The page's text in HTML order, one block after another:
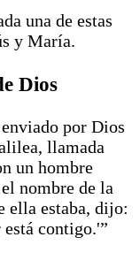
una de estas
y María.
Dios
por Dios
llamada
un hombre
nombre de la
ella estaba, dijo:
contigo.'”